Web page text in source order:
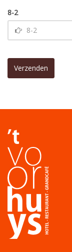
8-2
Verzenden